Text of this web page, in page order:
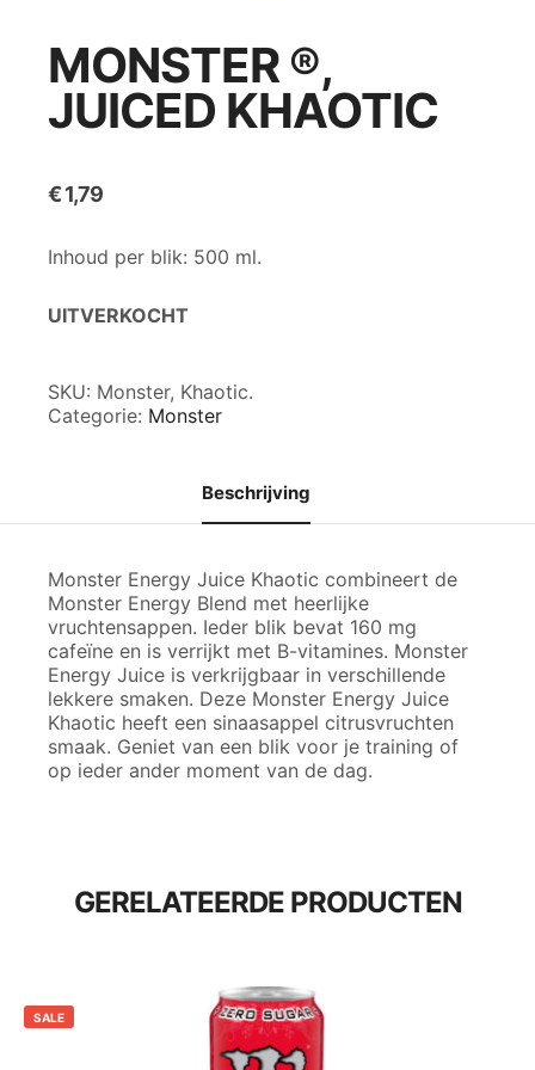
MONSTER ®,
JUICED KHAOTIC
€1,79
Inhoud per blik: 500 ml.
UITVERKOCHT
SKU: Monster, Khaotic.
Categorie: Monster
Beschrijving
Monster Energy Juice Khaotic combineert de
Monster Energy Blend met heerlijke
vruchtensappen. Ieder blik bevat 160 mg
cafeïne en is verrijkt met B-vitamines. Monster
Energy Juice is verkrijgbaar in verschillende
lekkere smaken. Deze Monster Energy Juice
Khaotic heeft een sinaasappel citrusvruchten
smaak. Geniet van een blik voor je training of
op ieder ander moment van de dag.
GERELATEERDE PRODUCTEN
SALE